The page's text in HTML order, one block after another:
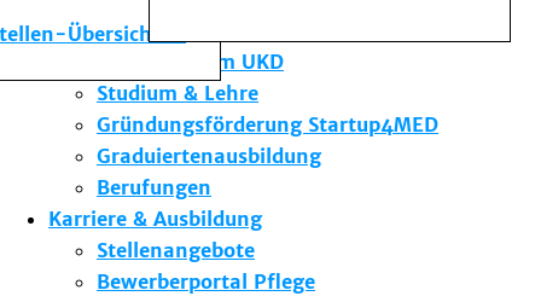
Übersicht
Die Institute des UKD
Forschung am UKD
Studium & Lehre
Gründungsförderung Startup4MED
Graduiertenausbildung
Berufungen
Karriere & Ausbildung
Stellenangebote
Bewerberportal Pflege